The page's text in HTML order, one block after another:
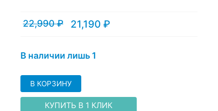
22,990₽
Первоначальная21,190 ₽
Текущая
В наличии лишь 1
В КОРЗИНУ
КУПИТЬ В 1 КЛИК